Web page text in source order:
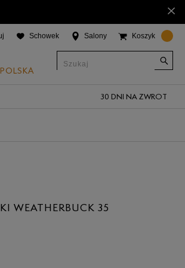
×
Schowek Salony Koszyk
30 DNI NA ZWROT
WEATHERBUCK 35